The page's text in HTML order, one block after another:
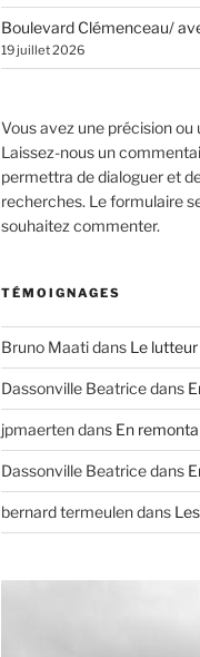
Boulevard Clémenceau/
19 juillet 2026
Vous avez une précision
Laissez-nous un
permettra de dialoguer et
recherches. Le formulaire
souhaitez commenter.
TÉMOIGNAGES
Bruno Maatidans Le
Dassonville Beatricedans
jpmaertendans En
Dassonville Beatricedans
bernard termeulendans